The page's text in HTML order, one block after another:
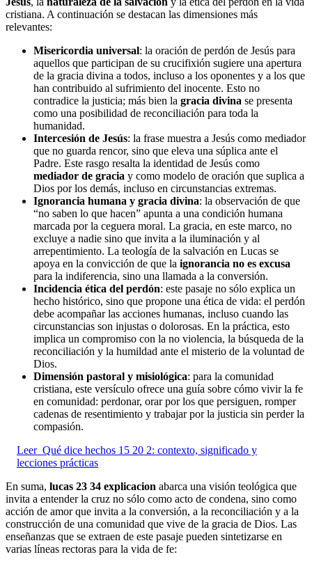
cristiana. A continuación se destacan las dimensiones más
relevantes:
Misericordia universal: la oración de perdón de Jesús para
aquellos que participan de su crucifixión sugiere una apertura
de la gracia divina a todos, incluso a los oponentes y a los que
han contribuido al sufrimiento del inocente. Esto no
contradice la justicia; más bien la gracia divina se presenta
como una posibilidad de reconciliación para toda la
humanidad.
Intercesión de Jesús: la frase muestra a Jesús como mediador
que no guarda rencor, sino que eleva una súplica ante el
Padre. Este rasgo resalta la identidad de Jesús como
mediador de gracia y como modelo de oración que suplica a
Dios por los demás, incluso en circunstancias extremas.
Ignorancia humana y gracia divina: la observación de que
“no saben lo que hacen” apunta a una condición humana
marcada por la ceguera moral. La gracia, en este marco, no
excluye a nadie sino que invita a la iluminación y al
arrepentimiento. La teología de la salvación en Lucas se
apoya en la convicción de que la ignorancia no es excusa
para la indiferencia, sino una llamada a la conversión.
Incidencia ética del perdón: este pasaje no sólo explica un
hecho histórico, sino que propone una ética de vida: el perdón
debe acompañar las acciones humanas, incluso cuando las
circunstancias son injustas o dolorosas. En la práctica, esto
implica un compromiso con la no violencia, la búsqueda de la
reconciliación y la humildad ante el misterio de la voluntad de
Dios.
Dimensión pastoral y misiológica: para la comunidad
cristiana, este versículo ofrece una guía sobre cómo vivir la fe
en comunidad: perdonar, orar por los que persiguen, romper
cadenas de resentimiento y trabajar por la justicia sin perder la
compasión.
Leer Qué dice hechos 15 20 2: contexto, significado y
lecciones prácticas
En suma, lucas 23 34 explicacion abarca una visión teológica que
invita a entender la cruz no sólo como acto de condena, sino como
acción de amor que invita a la conversión, a la reconciliación y a la
construcción de una comunidad que vive de la gracia de Dios. Las
enseñanzas que se extraen de este pasaje pueden sintetizarse en
varias líneas rectoras para la vida de fe: